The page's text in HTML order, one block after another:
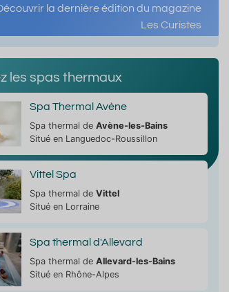
la dernière édition du magazine
Les Curistes
les spas thermaux
Spa Thermal Avène
Spa thermal de Avène-les-Bains
Situé en Languedoc-Roussillon
Vittel Spa
Spa thermal de Vittel
Situé en Lorraine
Spa thermal d'Allevard
Spa thermal de Allevard-les-Bains
Situé en Rhône-Alpes